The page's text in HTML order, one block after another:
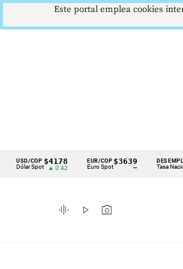
Cintillo
indicadores
económicos
COP
Spot
$4178
▲ 0.42
EUR/COP
Euro Spot
$3639
—
DESEMPLEO
Tasa Nacional ▼
graphic_eq play_arrow photo_camera
Este portal emplea cookies